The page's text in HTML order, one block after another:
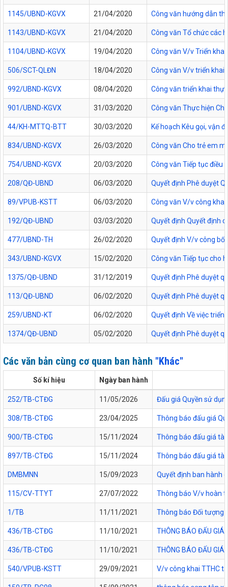
1145/UBND-KGVX 21/04/2020 Công văn hướng dẫn
1143/UBND-KGVX 21/04/2020 Công văn Tổ chức các
1104/UBND-KGVX 19/04/2020 Công văn V/v Triển
506/SCT-QLĐN 18/04/2020 Công văn V/v triển khai
992/UBND-KGVX 08/04/2020 Công văn triển khai
901/UBND-KGVX 31/03/2020 Công văn Thực hiện
44/KH-MTTQ-BTT 30/03/2020 Kế hoạch Kêu gọi, vận
834/UBND-KGVX 26/03/2020 Công văn Cho trẻ em
754/UBND-KGVX 20/03/2020 Công văn Tiếp tục điều
208/QĐ-UBND 06/03/2020 Quyết định Phê duyệt
89/VPUB-KSTT 06/03/2020 Công văn V/v công
192/QĐ-UBND 03/03/2020 Quyết định Quyết định
477/UBND-TH 26/02/2020 Quyết định V/v công bố
343/UBND-KGVX 15/02/2020 Công văn Tiếp tục cho
1375/QĐ-UBND 31/12/2019 Quyết định Phê duyệt
113/QĐ-UBND 06/02/2020 Quyết định Phê duyệt
259/UBND-KT 06/02/2020 Quyết định Về việc
1374/QĐ-UBND 05/02/2020 Quyết định Phê duyệt
Các văn bản cùng cơ quan ban hành "Khác"
Số kí hiệu Ngày ban hành
252/TB-CTĐG 11/05/2026 Đấu giá Quyền sử
308/TB-CTĐG 23/04/2025 Thông báo đấu giá
900/TB-CTĐG 15/11/2024 Thông báo đấu giá tài
897/TB-CTĐG 15/11/2024 Thông báo đấu giá tài
DMBMNN 15/09/2023 Quyết định ban hành
115/CV-TTYT 27/07/2022 Thông báo V/v hoàn
1/TB 11/11/2021 Thông báo Đối tượng
436/TB-CTĐG 11/10/2021 THÔNG BÁO ĐẤU GIÁ
436/TB-CTĐG 11/10/2021 THÔNG BÁO ĐẤU GIÁ
540/VPUB-KSTT 29/09/2021 V/v công khai TTHC